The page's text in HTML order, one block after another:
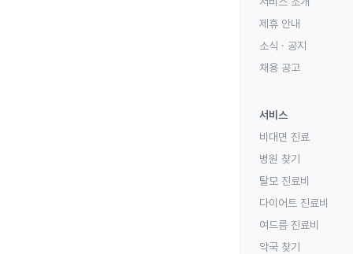
제휴 안내
소식 · 공지
채용 공고
서비스
비대면 진료
병원 찾기
탈모 진료비
다이어트 진료비
여드름 진료비
약국 찾기